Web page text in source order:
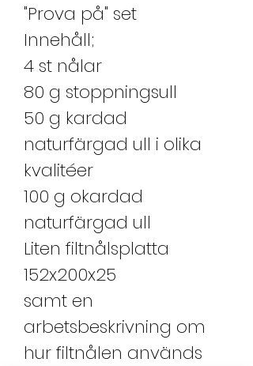
"Prova på" set
Innehåll;
4 st nålar
80 g stoppningsull
50 g kardad
naturfärgad ull i olika
kvalitéer
100 g okardad
naturfärgad ull
Liten filtnålsplatta
152x200x25
samt en
arbetsbeskrivning om
hur filtnålen används